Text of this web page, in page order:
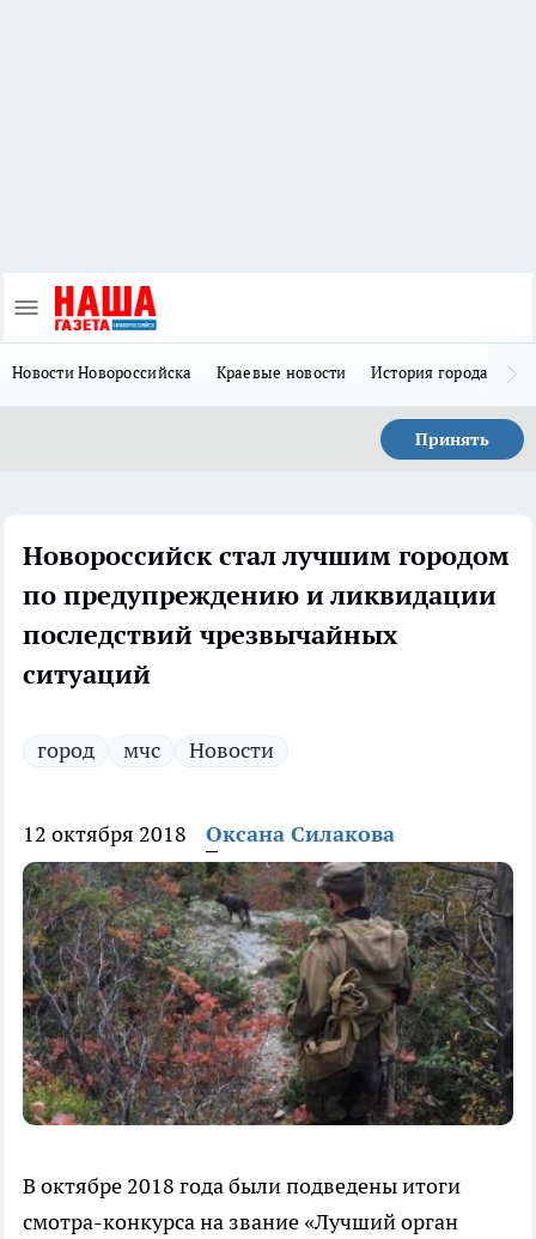
Новости Новороссийска Краевые новости История города Н
Принять
Новороссийск стал лучшим городом
по предупреждению и ликвидации
последствий чрезвычайных
ситуаций
город мчс Новости
12 октября 2018 Оксана Силакова
В октябре 2018 года были подведены итоги
смотра-конкурса на звание «Лучший орган